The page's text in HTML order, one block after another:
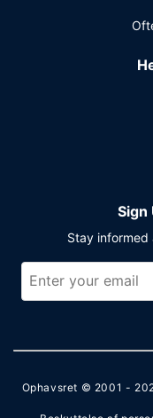
Stay informed
Ophavsret © 2001 -